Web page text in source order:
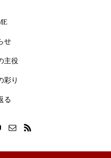
せ
主役
彩り
る